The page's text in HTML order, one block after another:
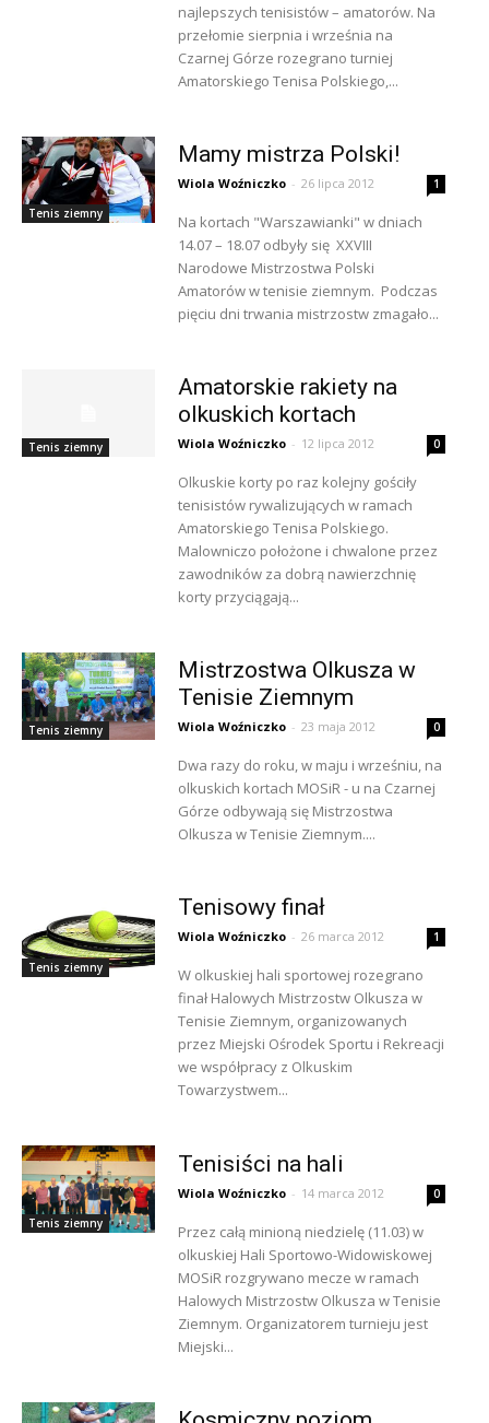
najlepszych tenisistów – amatorów. Na
przełomie sierpnia i września na
Czarnej Górze rozegrano turniej
Amatorskiego Tenisa Polskiego,...
Tenis ziemny
Mamy mistrza Polski!
Wiola Woźniczko - 26 lipca 2012 1
Na kortach "Warszawianki" w dniach
14.07 – 18.07 odbyły się XXVIII
Narodowe Mistrzostwa Polski
Amatorów w tenisie ziemnym. Podczas
pięciu dni trwania mistrzostw zmagało...
Tenis ziemny
Amatorskie rakiety na
olkuskich kortach
Wiola Woźniczko - 12 lipca 2012 0
Olkuskie korty po raz kolejny gościły
tenisistów rywalizujących w ramach
Amatorskiego Tenisa Polskiego.
Malowniczo położone i chwalone przez
zawodników za dobrą nawierzchnię
korty przyciągają...
Tenis ziemny
Mistrzostwa Olkusza w
Tenisie Ziemnym
Wiola Woźniczko - 23 maja 2012 0
Dwa razy do roku, w maju i wrześniu, na
olkuskich kortach MOSiR - u na Czarnej
Górze odbywają się Mistrzostwa
Olkusza w Tenisie Ziemnym....
Tenis ziemny
Tenisowy finał
Wiola Woźniczko - 26 marca 2012 1
W olkuskiej hali sportowej rozegrano
finał Halowych Mistrzostw Olkusza w
Tenisie Ziemnym, organizowanych
przez Miejski Ośrodek Sportu i Rekreacji
we współpracy z Olkuskim
Towarzystwem...
Tenis ziemny
Tenisiści na hali
Wiola Woźniczko - 14 marca 2012 0
Przez całą minioną niedzielę (11.03) w
olkuskiej Hali Sportowo-Widowiskowej
MOSiR rozgrywano mecze w ramach
Halowych Mistrzostw Olkusza w Tenisie
Ziemnym. Organizatorem turnieju jest
Miejski...